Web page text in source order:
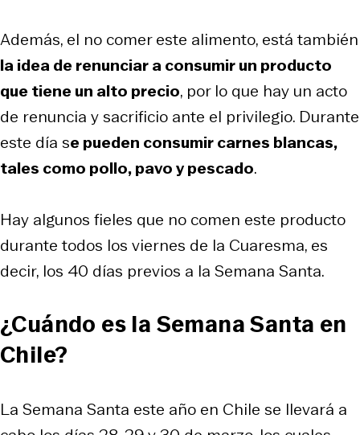
Además, el no comer este alimento, está también
la idea de renunciar a consumir un producto
que tiene un alto precio, por lo que hay un acto
de renuncia y sacrificio ante el privilegio. Durante
este día se pueden consumir carnes blancas,
tales como pollo, pavo y pescado.
Hay algunos fieles que no comen este producto
durante todos los viernes de la Cuaresma, es
decir, los 40 días previos a la Semana Santa.
¿Cuándo es la Semana Santa en
Chile?
La Semana Santa este año en Chile se llevará a